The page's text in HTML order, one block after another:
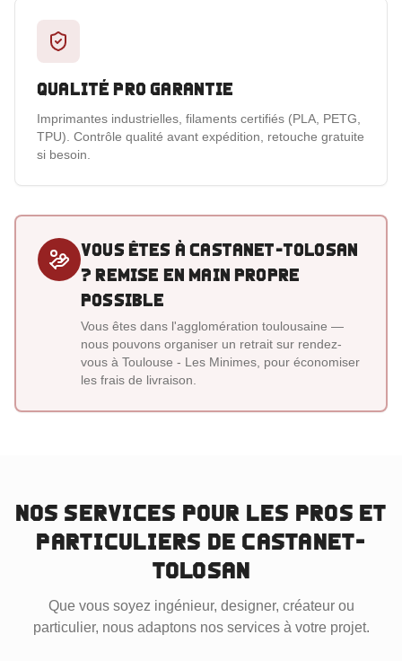
Qualité pro garantie
Imprimantes industrielles, filaments certifiés (PLA, PETG,
TPU). Contrôle qualité avant expédition, retouche gratuite
si besoin.
Vous êtes à Castanet-Tolosan
? Remise en main propre
possible
Vous êtes dans l'agglomération toulousaine —
nous pouvons organiser un retrait sur rendez-
vous à Toulouse - Les Minimes, pour économiser
les frais de livraison.
Nos services pour les pros et
particuliers de Castanet-
Tolosan
Que vous soyez ingénieur, designer, créateur ou
particulier, nous adaptons nos services à votre projet.